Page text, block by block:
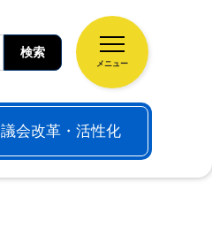
メニュー
議会改革・活性化